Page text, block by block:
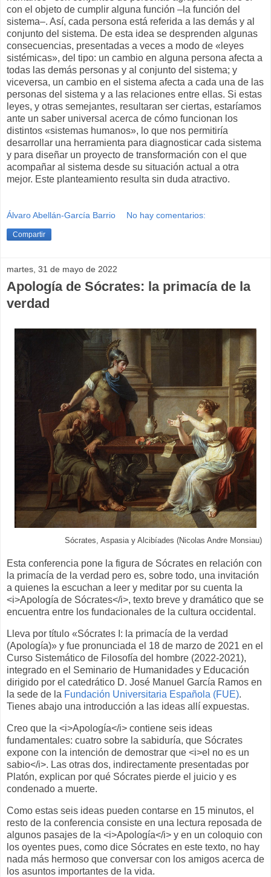
con el objeto de cumplir alguna función –la función del
sistema–. Así, cada persona está referida a las demás y al
conjunto del sistema. De esta idea se desprenden algunas
consecuencias, presentadas a veces a modo de «leyes
sistémicas», del tipo: un cambio en alguna persona afecta a
todas las demás personas y al conjunto del sistema; y
viceversa, un cambio en el sistema afecta a cada una de las
personas del sistema y a las relaciones entre ellas. Si estas
leyes, y otras semejantes, resultaran ser ciertas, estaríamos
ante un saber universal acerca de cómo funcionan los
distintos «sistemas humanos», lo que nos permitiría
desarrollar una herramienta para diagnosticar cada sistema
y para diseñar un proyecto de transformación con el que
acompañar al sistema desde su situación actual a otra
mejor. Este planteamiento resulta sin duda atractivo.
Álvaro Abellán-García Barrio No hay comentarios:
Compartir
martes, 31 de mayo de 2022
Apología de Sócrates: la primacía de la
verdad
Sócrates, Aspasia y Alcibíades (Nicolas Andre Monsiau)
Esta conferencia pone la figura de Sócrates en relación con
la primacía de la verdad pero es, sobre todo, una invitación
a quienes la escuchan a leer y meditar por su cuenta la
<i>Apología de Sócrates</i>, texto breve y dramático que se
encuentra entre los fundacionales de la cultura occidental.
Lleva por título «Sócrates I: la primacía de la verdad
(Apología)» y fue pronunciada el 18 de marzo de 2021 en el
Curso Sistemático de Filosofía del hombre (2022-2021),
integrado en el Seminario de Humanidades y Educación
dirigido por el catedrático D. José Manuel García Ramos en
la sede de la Fundación Universitaria Española (FUE).
Tienes abajo una introducción a las ideas allí expuestas.
Creo que la <i>Apología</i> contiene seis ideas
fundamentales: cuatro sobre la sabiduría, que Sócrates
expone con la intención de demostrar que <i>el no es un
sabio</i>. Las otras dos, indirectamente presentadas por
Platón, explican por qué Sócrates pierde el juicio y es
condenado a muerte.
Como estas seis ideas pueden contarse en 15 minutos, el
resto de la conferencia consiste en una lectura reposada de
algunos pasajes de la <i>Apología</i> y en un coloquio con
los oyentes pues, como dice Sócrates en este texto, no hay
nada más hermoso que conversar con los amigos acerca de
los asuntos importantes de la vida.